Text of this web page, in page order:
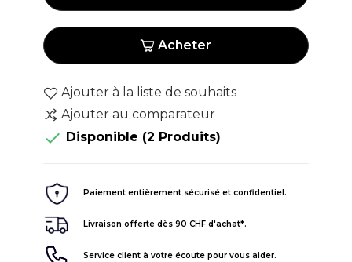
Acheter
Ajouter à la liste de souhaits
Ajouter au comparateur
 Disponible (2 Produits)
Paiement entièrement sécurisé et confidentiel.
Livraison offerte dès 90 CHF d'achat*.
Service client à votre écoute pour vous aider.